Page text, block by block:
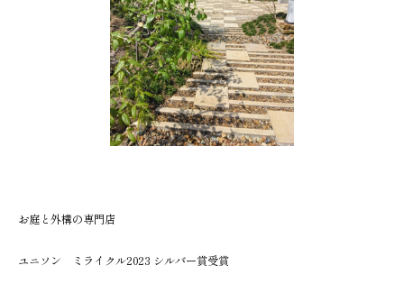
お庭と外構の専門店
ユニソン ミライクル2023 シルバー賞受賞